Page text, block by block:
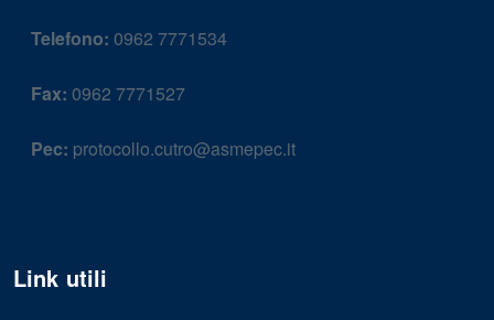
Telefono: 0962 7771534
Fax: 0962 7771527
Pec: protocollo.cutro@asmepec.it
Link utili